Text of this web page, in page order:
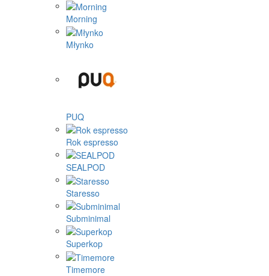
Morning
Młynko
PUQ
Rok espresso
SEALPOD
Staresso
Subminimal
Superkop
Timemore